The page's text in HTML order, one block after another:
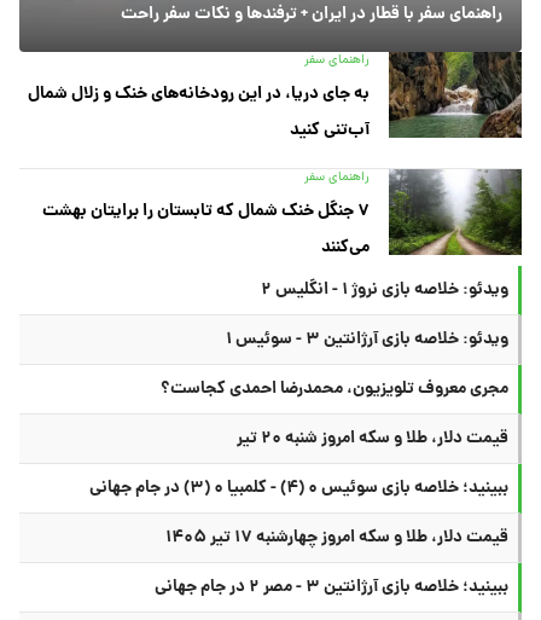
راهنمای سفر با قطار در ایران + ترفندها و نکات سفر راحت
راهنمای سفر
به جای دریا، در این رودخانه‌های خنک و زلال شمال
آب‌تنی کنید
راهنمای سفر
۷ جنگل خنک شمال که تابستان را برایتان بهشت
می‌کنند
ویدئو: خلاصه بازی نروژ ۱ - انگلیس ۲
ویدئو: خلاصه بازی آرژانتین ۳ - سوئیس ۱
مجری معروف تلویزیون، محمدرضا احمدی کجاست؟
قیمت دلار، طلا و سکه امروز شنبه ۲۰ تیر
ببینید؛ خلاصه بازی سوئیس ۰ (۴) - کلمبیا ۰ (۳) در جام جهانی
قیمت دلار، طلا و سکه امروز چهارشنبه ۱۷ تیر ۱۴۰۵
ببینید؛ خلاصه بازی آرژانتین ۳ - مصر ۲ در جام جهانی